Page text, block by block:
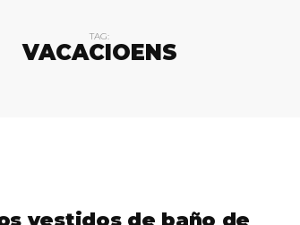
TAG:
VACACIOENS
vestidos de baño de